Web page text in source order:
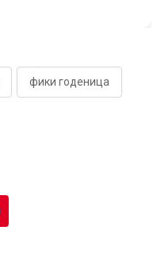
фики годеница